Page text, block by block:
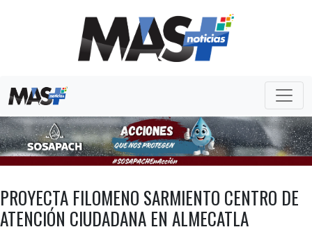
PROYECTA FILOMENO SARMIENTO CENTRO DE
ATENCIÓN CIUDADANA EN ALMECATLA